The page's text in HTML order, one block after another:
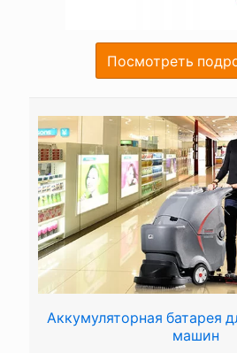
Посмотреть
Аккумуляторная батарея
машин